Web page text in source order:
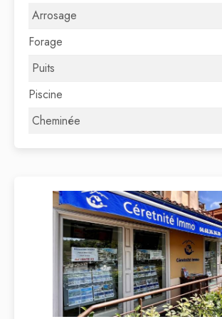
Arrosage
Forage
Puits
Piscine
Cheminée